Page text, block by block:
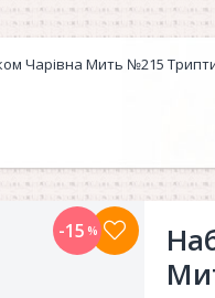
Чарівна Мить №215
-15 %